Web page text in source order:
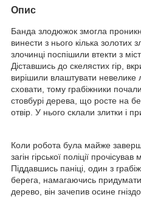
Опис
Банда злодюжок змогла
винести з нього кілька золотих
злочинці поспішили втекти з
Діставшись до скелястих гір,
вирішили влаштувати невелике
сховати, тому грабіжники
стовбурі дерева, що росте на
отвір. У нього склали злитки і
Коли робота була майже
загін гірської поліції
Піддавшись паніці, один з
берега, намагаючись
дерево, він зачепив осине